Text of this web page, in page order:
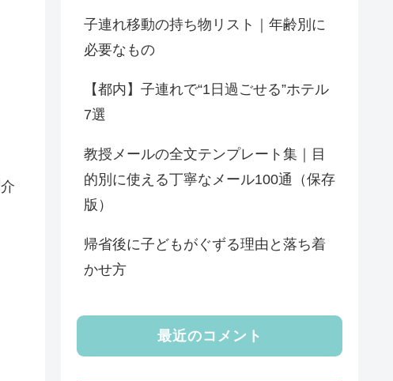
子連れ移動の持ち物リスト｜年齢別に
必要なもの
【都内】子連れで“1日過ごせる”ホテル
7選
教授メールの全文テンプレート集｜目
的別に使える丁寧なメール100通（保存
版）
帰省後に子どもがぐずる理由と落ち着
かせ方
最近のコメント